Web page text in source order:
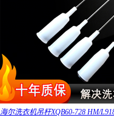
海尔洗衣机吊杆XQB60-728 HM/